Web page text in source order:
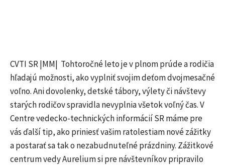
CVTI SR |MM| Tohtoročné leto je v plnom prúde a rodičia
hľadajú možnosti, ako vyplniť svojim deťom dvojmesačné
voľno. Ani dovolenky, detské tábory, výlety či návštevy
starých rodičov spravidla nevyplnia všetok voľný čas. V
Centre vedecko-technických informácií SR máme pre
vás ďalší tip, ako priniesť vašim ratolestiam nové zážitky
a postarať sa tak o nezabudnuteľné prázdniny. Zážitkové
centrum vedy Aurelium si pre návštevníkov pripravilo